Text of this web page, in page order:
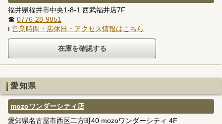
福井県福井市中央1-8-1 西武福井店7F
☎ 0776-28-9851
ℹ 営業時間・店休日・アクセス情報はこちら
愛知県
mozoワンダーシティ店
愛知県名古屋市西区二方町40 mozoワンダーシティ 4F